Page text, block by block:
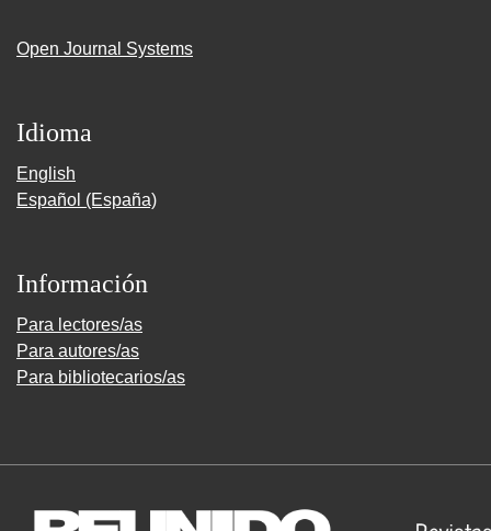
Open Journal Systems
Idioma
English
Español (España)
Información
Para lectores/as
Para autores/as
Para bibliotecarios/as